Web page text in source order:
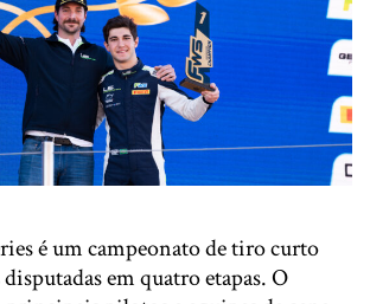
é um campeonato de tiro curto
em quatro etapas. O